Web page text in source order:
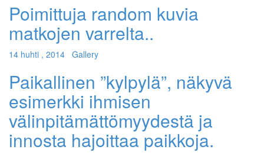
Poimittuja random kuvia
matkojen varrelta..
14 huhti , 2014 Gallery
Paikallinen ”kylpylä”, näkyvä
esimerkki ihmisen
välinpitämättömyydestä ja
innosta hajoittaa paikkoja.